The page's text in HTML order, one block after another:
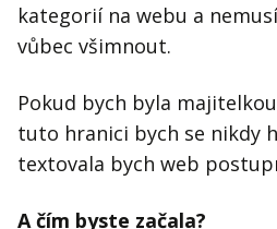
kategorií na webu a
vůbec všimnout.
Pokud bych byla
tuto hranici bych se nikdy
textovala bych web
A čím byste začala?